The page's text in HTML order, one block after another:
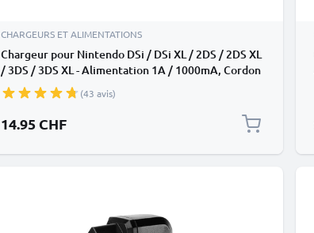
CHARGEURS ET ALIMENTATIONS
Chargeur pour Nintendo DSi / DSi XL / 2DS / 2DS XL
/ 3DS / 3DS XL - Alimentation 1A / 1000mA, Cordon
/ Câble de Charge 1,1m
(43 avis)
14.95 CHF